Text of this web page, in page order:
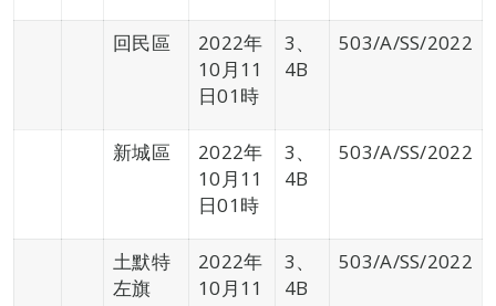
回民區
2022年
10月11
日01時
3、
4B
503/A/SS/2022
新城區
2022年
10月11
日01時
3、
4B
503/A/SS/2022
土默特
左旗
2022年
10月11
3、
4B
503/A/SS/2022